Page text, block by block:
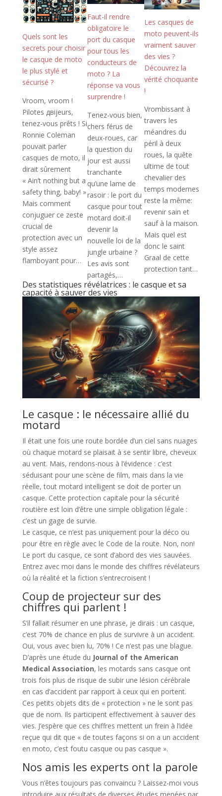
Quels sont les
secrets pour choisir
le casque de moto
le plus stylé et
sécurisé ?
Vroom, vroom !
Pilotes двijeurs,
tenez-vous prêts ! Si
Ronnie Coleman
pouvait parler
casques de moto, il
dirait sûrement
« Ain’t nothing but a
safety thing, baby! »
Mais comment
conjuguer ce zeste
crucial de
protection avec un
style assez
flamboyant pour…
Faut-il rendre
obligatoire le
port du casque
pour tous les
conducteurs de
moto ? La
réponse va vous
surprendre !
Tenez-vous bien,
chers férus de
deux-roues, car
la question du
jour est aussi
tranchante
qu’une lame de
rasoir : le port du
casque pour tout
motard doit-il
devenir la
nouvelle loi de la
jungle urbaine ?
Les avis sont
partagés,…
Les casques de
moto peuvent-ils
vraiment sauver
des vies ?
Découvrez la
vérité choquante
!
Vrombissant à
travers les
méandres du
péril à deux
roues, la quête
ultime de tout
chevalier des
temps modernes
reste la même:
revenir sain et
sauf à la maison.
Mais quel est
donc le saint
Graal de cette
protection tant…
Des statistiques révélatrices : le casque et sa
capacité à sauver des vies
Le casque : le nécessaire allié du
motard
Il était une fois une route bordée d’un ciel sans nuages
où chaque motard se plaisait à se sentir libre, cheveux
au vent. Mais, rendons-nous à l’évidence : c’est
séduisant pour une scène de film, mais dans la vie
réelle, tout motard intelligent se doit de porter un
casque. Cette protection capitale pour la sécurité
routière est loin d’être une simple obligation légale :
c’est un gage de survie.
Le casque, ce n’est pas uniquement pour la déco ou
pour être en règle avec le Code de la route. Non, non!
Le port du casque, ce sont d’abord des vies sauvées.
Entrez avec moi dans le monde des chiffres révélateurs
où la réalité et la fiction s’entrecroisent !
Coup de projecteur sur des
chiffres qui parlent !
S’il fallait résumer en une phrase, je dirais : un casque,
c’est 70% de chance en plus de survivre à un accident.
Oui, vous avec bien lu, 70% ! Ce n’est pas une blague.
D’après une étude du Journal of the American
Medical Association, les motards sans casque ont
trois fois plus de risque de subir une lésion cérébrale
en cas d’accident par rapport à ceux qui en portent.
Ces petits objets dits de « protection » ne le sont pas
que de nom. Ils participent effectivement à sauver des
vies. J’espère que ces chiffres mettent un frein à l’idée
reçue qui dit que « de toutes façons si on a un accident
en moto, c’est foutu casque ou pas casque ».
Nos amis les experts ont la parole
Vous n’êtes toujours pas convaincu ? Laissez-moi vous